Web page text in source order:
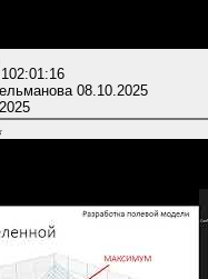
102:01:16
08.10.2025